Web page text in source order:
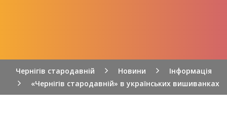
Чернігів стародавній Новини
Інформація
«Чернігів стародавній» в українських вишиванках